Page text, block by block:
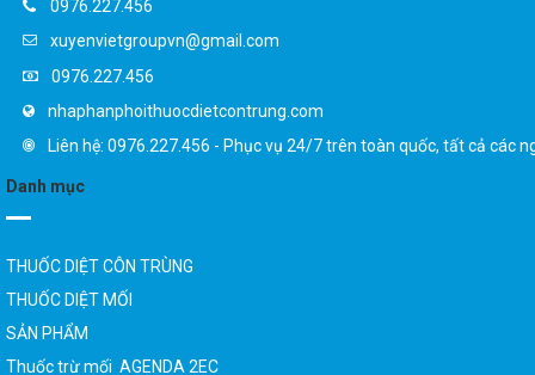
Liên hệ: 0976.227.456 - Phục vụ 24/7 trên toàn quốc, tất cả các
THUỐC DIỆT CÔN TRÙNG
THUỐC DIỆT MỐI
SẢN PHẨM
Thuốc trừ mối AGENDA 2EC